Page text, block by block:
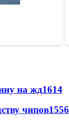
на жд1614
чипов1556